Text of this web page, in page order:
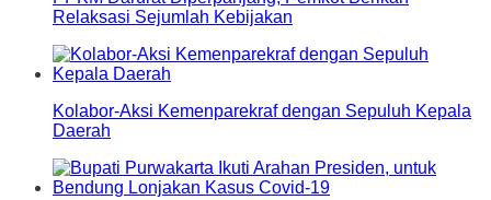
Relaksasi Sejumlah Kebijakan
Kolabor-Aksi Kemenparekraf dengan Sepuluh Kepala
Daerah